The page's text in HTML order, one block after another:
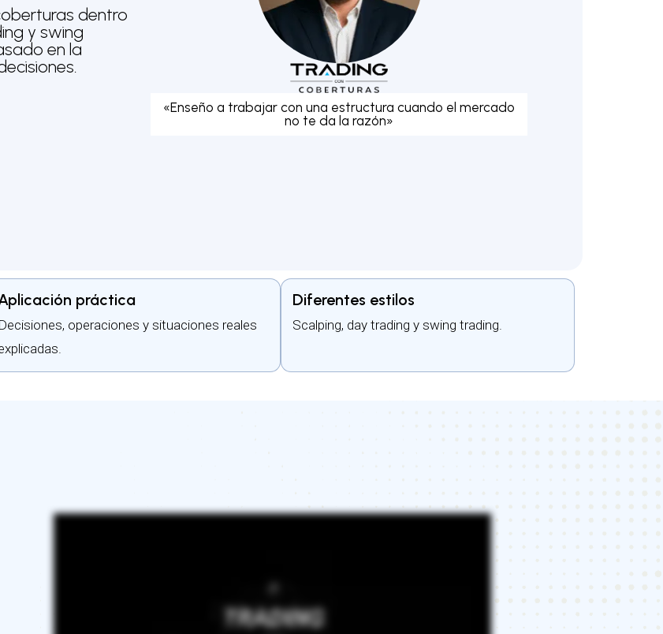
dentro
y swing
en la
«Enseño a trabajar con una estructura cuando el mercado
no te da la razón»
práctica
Decisiones, operaciones y situaciones reales
Diferentes estilos
Scalping, day trading y swing trading.